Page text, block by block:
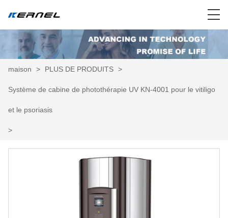
maison > PLUS DE PRODUITS >
Système de cabine de photothérapie UV KN-4001 pour le vitiligo
et le psoriasis
>